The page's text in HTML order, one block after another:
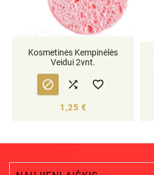
Kosmetinės Kempinėlės
Veidui 2vnt.
  
1,25 €